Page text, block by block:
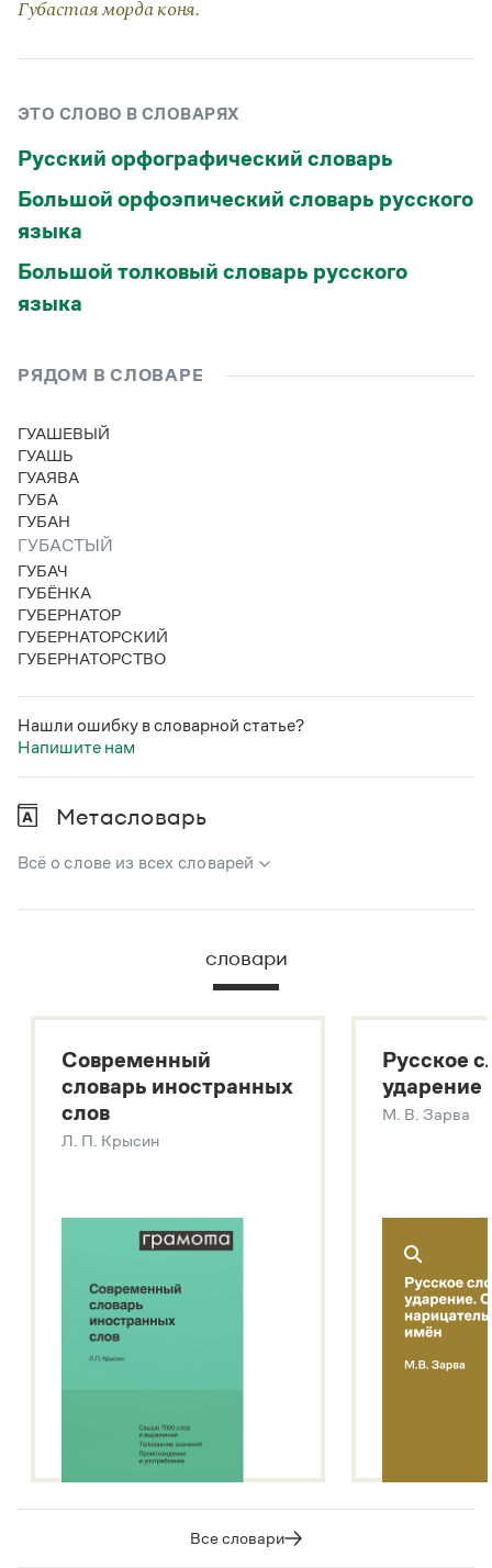
Статьи
Интервью
Учебник Грамоты
Правила русского языка: от азов до тонкостей
Скороговорки
Издательство
Научпоп
Учебники и справочники
Все книги
Губастая морда коня.
ЭТО СЛОВО В СЛОВАРЯХ
Русский орфографический словарь
Большой орфоэпический словарь русского
языка
Большой толковый словарь русского
языка
РЯДОМ В СЛОВАРЕ
ГУАШЕВЫЙ
ГУАШЬ
ГУАЯВА
ГУБА
ГУБАН
ГУБАСТЫЙ
ГУБАЧ
ГУБЁНКА
ГУБЕРНАТОР
ГУБЕРНАТОРСКИЙ
ГУБЕРНАТОРСТВО
Нашли ошибку в словарной статье?
Напишите нам
Метасловарь
Всё о слове из всех словарей
В метасловаре Грамоты в удобном виде собрана вся
Русский орфографический словарь
Большой толковый словарь русских глаголов
Современный словарь иностранных слов
Звук – технология синтеза платформы
SaluteSpeech
словари
Современный
словарь иностранных
слов
Л. П. Крысин
Русское
ударение
М. В. Зарва
Все словари